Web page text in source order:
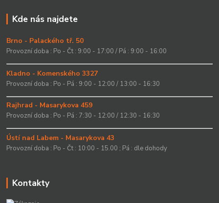
Kde nás najdete
Brno - Palackého tř. 50
Provozní doba : Po - Čt : 9:00 - 17:00 / Pá : 9:00 - 16:00
Kladno - Komenského 3327
Provozní doba : Po - Pá : 9:00 - 12:00 / 13:00 - 16:30
Rajhrad - Masarykova 459
Provozní doba : Po - Pá : 7:30 - 12:00 / 12:30 - 16:30
Ústí nad Labem - Masarykova 43
Provozní doba : Po - Čt : 10:00 - 15.00 ; Pá : dle dohody
Kontakty